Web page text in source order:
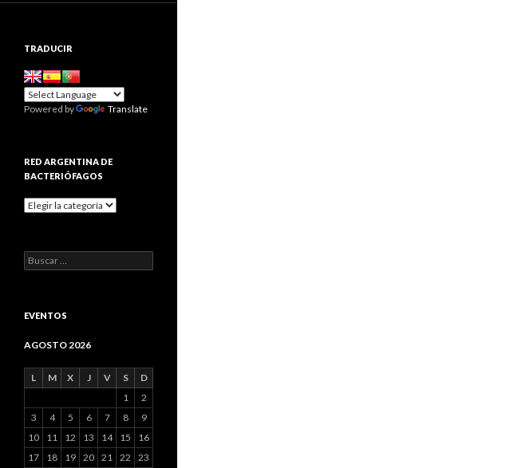
TRADUCIR
Powered by Translate
RED ARGENTINA DE
BACTERIÓFAGOS
Red
Buscar:
EVENTOS
AGOSTO 2026
L M X J V S
D
1
2
3
4 5 6 7 8
9
10
11 12 13 14 15
16
17
18 19 20 21 22
23